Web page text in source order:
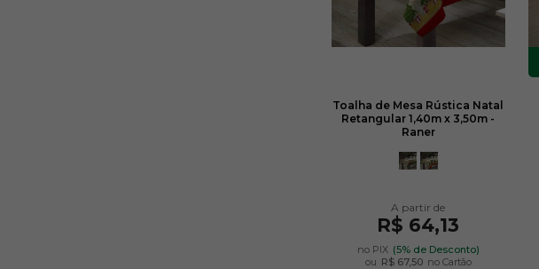
Toalha de Mesa Rústica Natal
Retangular 1,40m x 3,50m -
Raner
R$ 64,13
no PIX (5% de Desconto)
ou R$ 67,50 no Cartão